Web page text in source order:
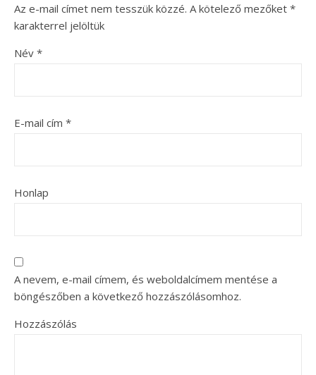
Az e-mail címet nem tesszük közzé. A kötelező mezőket *
karakterrel jelöltük
Név *
E-mail cím *
Honlap
A nevem, e-mail címem, és weboldalcímem mentése a
böngészőben a következő hozzászólásomhoz.
Hozzászólás